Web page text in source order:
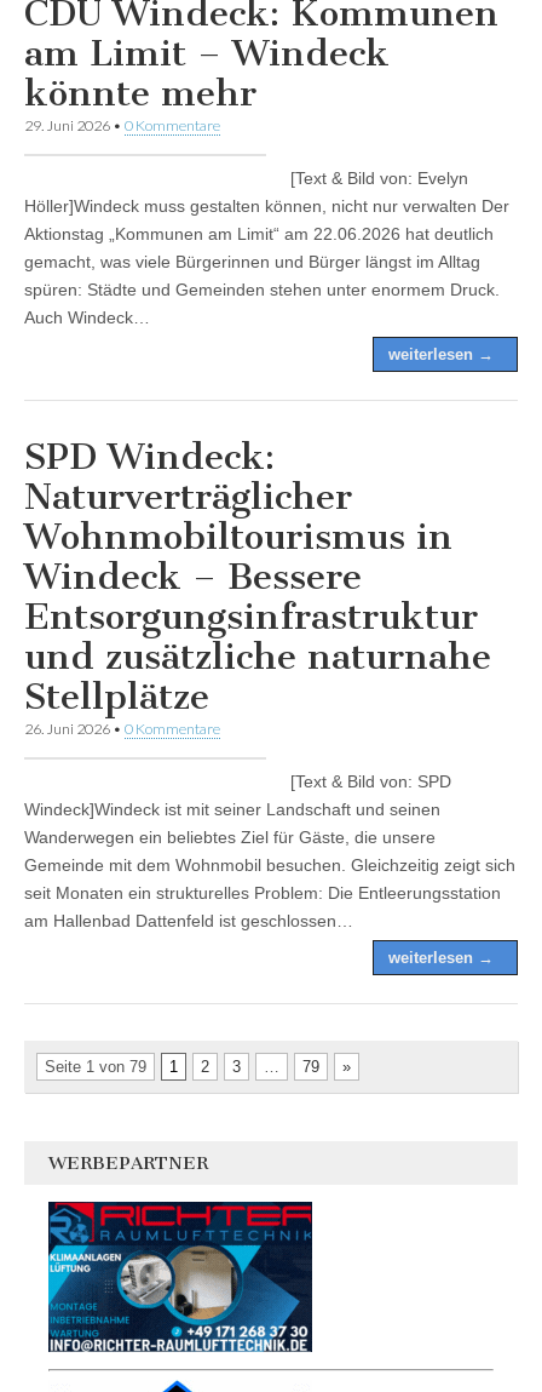
CDU Windeck: Kommunen
am Limit – Windeck
könnte mehr
29. Juni 2026 • 0 Kommentare
[Text & Bild von: Evelyn
Höller]Windeck muss gestalten können, nicht nur verwalten Der
Aktionstag „Kommunen am Limit“ am 22.06.2026 hat deutlich
gemacht, was viele Bürgerinnen und Bürger längst im Alltag
spüren: Städte und Gemeinden stehen unter enormem Druck.
Auch Windeck…
weiterlesen →
SPD Windeck:
Naturverträglicher
Wohnmobiltourismus in
Windeck – Bessere
Entsorgungsinfrastruktur
und zusätzliche naturnahe
Stellplätze
26. Juni 2026 • 0 Kommentare
[Text & Bild von: SPD
Windeck]Windeck ist mit seiner Landschaft und seinen
Wanderwegen ein beliebtes Ziel für Gäste, die unsere
Gemeinde mit dem Wohnmobil besuchen. Gleichzeitig zeigt sich
seit Monaten ein strukturelles Problem: Die Entleerungsstation
am Hallenbad Dattenfeld ist geschlossen…
weiterlesen →
Seite 1 von 79 1 2 3 79 »
WERBEPARTNER